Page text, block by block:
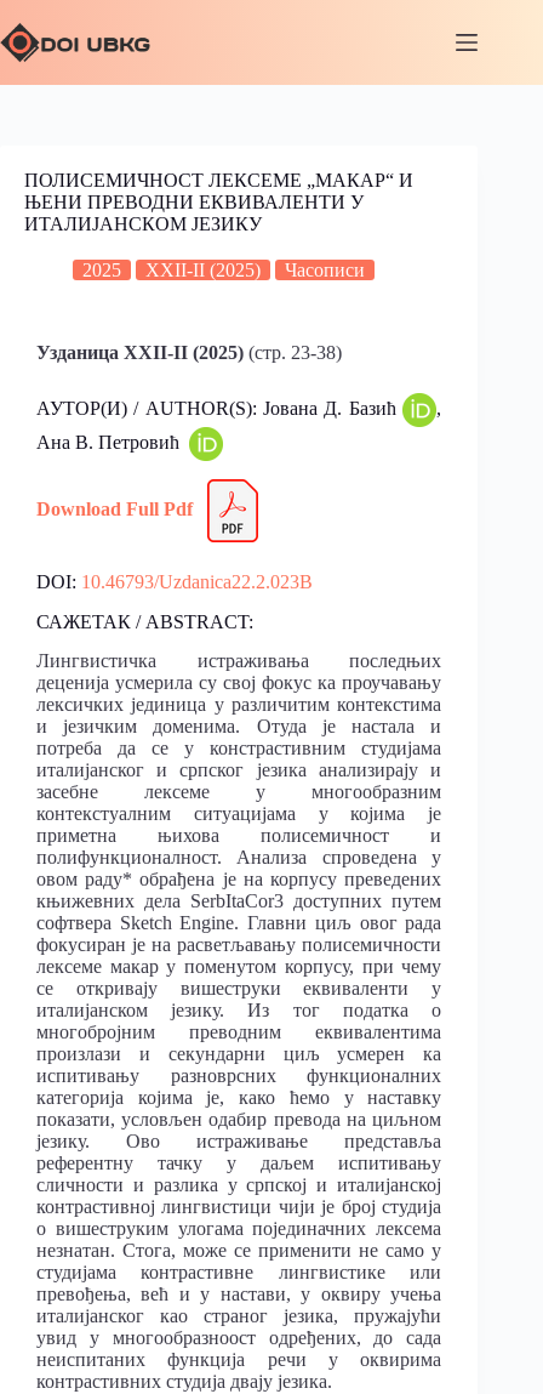
ПОЛИСЕМИЧНОСТ ЛЕКСЕМЕ „МАКАР“ И
ЊЕНИ ПРЕВОДНИ ЕКВИВАЛЕНТИ У
ИТАЛИЈАНСКОМ ЈЕЗИКУ
2025 XXII-II (2025) Часописи
Узданица XXII-II (2025) (стр. 23-38)
АУТОР(И) / AUTHOR(S): Јована Д. Базић
,
Ана В. Петровић
Download Full Pdf
DOI: 10.46793/Uzdanica22.2.023B
САЖЕТАК / ABSTRACT:
Лингвистичка истраживања последњих
деценија усмерила су свој фокус ка проучавању
лексичких јединица у различитим контекстима
и језичким доменима. Отуда је настала и
потреба да се у констрастивним студијама
италијанског и српског језика анализирају и
засебне лексеме у многообразним
контекстуалним ситуацијама у којима је
приметна њихова полисемичност и
полифункционалност. Анализа спроведена у
овом раду* обрађена је на корпусу преведених
књижевних дела SerbItaCor3 доступних путем
софтвера Sketch Engine. Главни циљ овог рада
фокусиран је на расветљавању полисемичности
лексеме макар у поменутом корпусу, при чему
се откривају вишеструки еквиваленти у
италијанском језику. Из тог податка о
многобројним преводним еквивалентима
произлази и секундарни циљ усмерен ка
испитивању разноврсних функционалних
категорија којима је, како ћемо у наставку
показати, условљен одабир превода на циљном
језику. Ово истраживање представља
референтну тачку у даљем испитивању
сличности и разлика у српској и италијанској
контрастивној лингвистици чији је број студија
о вишеструким улогама појединачних лексема
незнатан. Стога, може се применити не само у
студијама контрастивне лингвистике или
превођења, већ и у настави, у оквиру учења
италијанског као страног језика, пружајући
увид у многообразноост одређених, до сада
неиспитаних функција речи у оквирима
контрастивних студија двају језика.